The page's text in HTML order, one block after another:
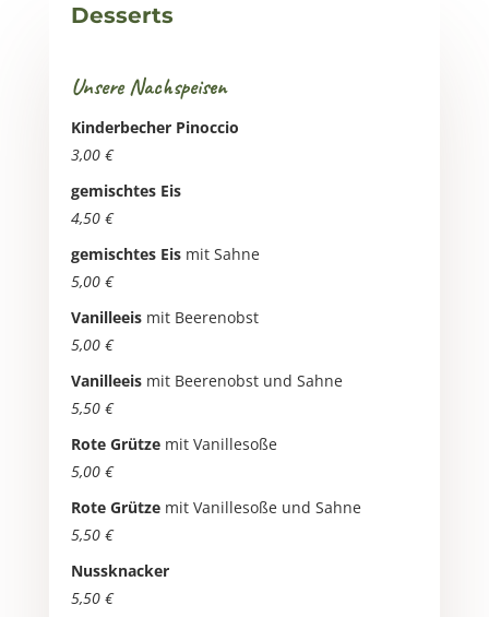
Desserts
Unsere Nachspeisen
Kinderbecher Pinoccio
3,00 €
gemischtes Eis
4,50 €
gemischtes Eismit Sahne
5,00 €
Vanilleeismit Beerenobst
5,00 €
Vanilleeismit Beerenobst und Sahne
5,50 €
Rote Grützemit Vanillesoße
5,00 €
Rote Grützemit Vanillesoße und Sahne
5,50 €
Nussknacker
5,50 €